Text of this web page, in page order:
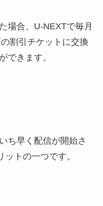
場合、U-NEXTで毎月
割引チケットに交換
できます。
ち早く配信が開始さ
トの一つです。